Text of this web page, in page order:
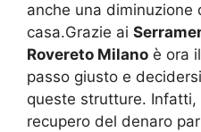
anche una diminuzione
casa.Grazie ai
Rovereto Milano è ora
passo giusto e
queste strutture.
recupero del denaro